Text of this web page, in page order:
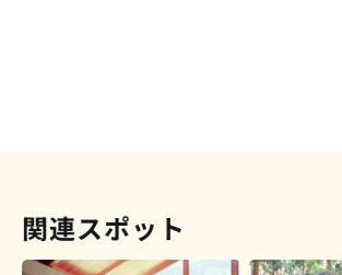
関連スポット